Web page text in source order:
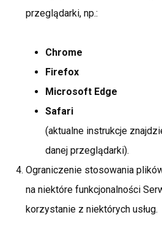
przeglądarki, np.:
Chrome
Firefox
Microsoft Edge
Safari
(aktualne instrukcje
danej przeglądarki).
Ograniczenie stosowania
na niektóre funkcjonalności
korzystanie z niektórych usług.